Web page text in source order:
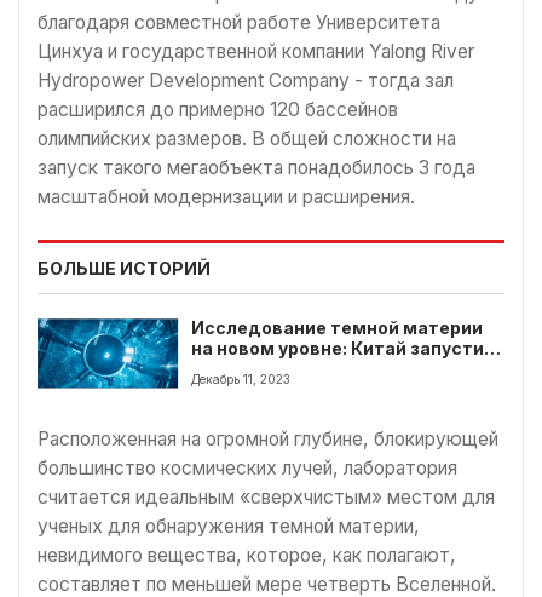
благодаря совместной работе Университета
Цинхуа и государственной компании Yalong River
Hydropower Development Company - тогда зал
расширился до примерно 120 бассейнов
олимпийских размеров. В общей сложности на
запуск такого мегаобъекта понадобилось 3 года
масштабной модернизации и расширения.
БОЛЬШЕ ИСТОРИЙ
Исследование темной материи
на новом уровне: Китай запустил
самую большую лабораторию на
Земле
Декабрь 11, 2023
Расположенная на огромной глубине, блокирующей
большинство космических лучей, лаборатория
считается идеальным «сверхчистым» местом для
ученых для обнаружения темной материи,
невидимого вещества, которое, как полагают,
составляет по меньшей мере четверть Вселенной.